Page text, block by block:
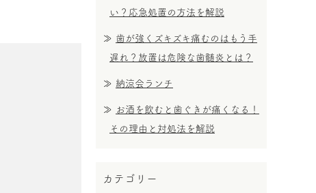
い？応急処置の方法を解説
歯が強くズキズキ痛むのはもう手
遅れ？放置は危険な歯髄炎とは？
納涼会ランチ
お酒を飲むと歯ぐきが痛くなる！
その理由と対処法を解説
カテゴリー